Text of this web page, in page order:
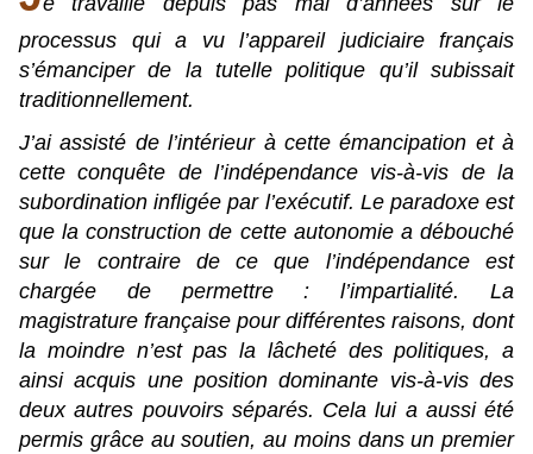
processus qui a vu l’appareil judiciaire français
s’émanciper de la tutelle politique qu’il subissait
traditionnellement.
J’ai assisté de l’intérieur à cette émancipation et à
cette conquête de l’indépendance vis-à-vis de la
subordination infligée par l’exécutif. Le paradoxe est
que la construction de cette autonomie a débouché
sur le contraire de ce que l’indépendance est
chargée de permettre : l’impartialité. La
magistrature française pour différentes raisons, dont
la moindre n’est pas la lâcheté des politiques, a
ainsi acquis une position dominante vis-à-vis des
deux autres pouvoirs séparés. Cela lui a aussi été
permis grâce au soutien, au moins dans un premier